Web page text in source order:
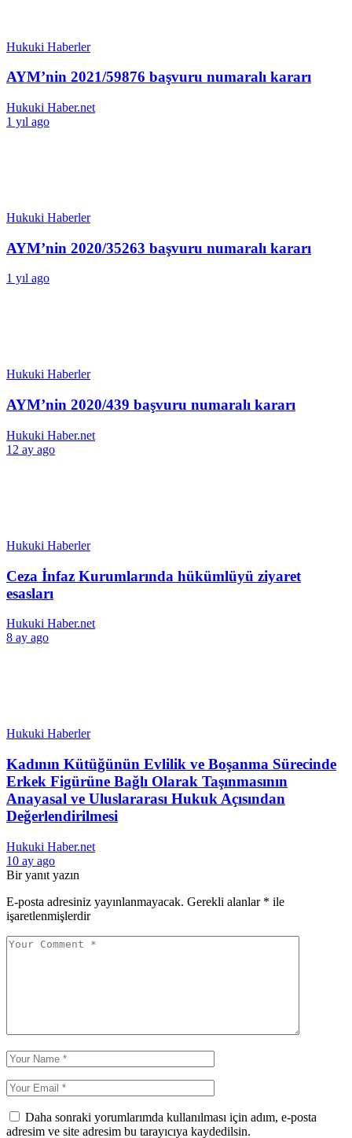
Hukuki Haberler
AYM’nin 2021/59876 başvuru numaralı kararı
Hukuki Haber.net
1 yıl ago
Hukuki Haberler
AYM’nin 2020/35263 başvuru numaralı kararı
1 yıl ago
Hukuki Haberler
AYM’nin 2020/439 başvuru numaralı kararı
Hukuki Haber.net
12 ay ago
Hukuki Haberler
Ceza İnfaz Kurumlarında hükümlüyü ziyaret
esasları
Hukuki Haber.net
8 ay ago
Hukuki Haberler
Kadının Kütüğünün Evlilik ve Boşanma Sürecinde
Erkek Figürüne Bağlı Olarak Taşınmasının
Anayasal ve Uluslararası Hukuk Açısından
Değerlendirilmesi
Hukuki Haber.net
10 ay ago
Bir yanıt yazın
E-posta adresiniz yayınlanmayacak. Gerekli alanlar * ile
işaretlenmişlerdir
Daha sonraki yorumlarımda kullanılması için adım, e-posta
adresim ve site adresim bu tarayıcıya kaydedilsin.